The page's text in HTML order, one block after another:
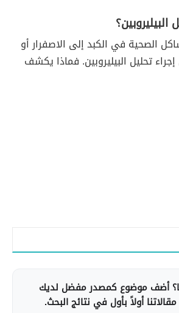
الصحية في الكبد إلى الاصفرار أو
تحليل البيليروبين. فماذا يكشف
أضف موضوع كمصدر مفضل لديك
أولاً بأول في نتائج البحث.